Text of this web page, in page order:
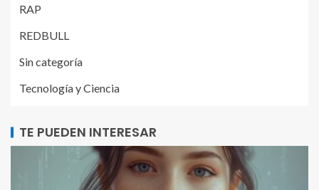
RAP
REDBULL
Sin categoría
Tecnología y Ciencia
TE PUEDEN INTERESAR